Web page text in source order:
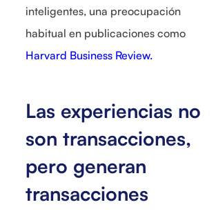
inteligentes, una preocupación
habitual en publicaciones como
Harvard Business Review.
Las experiencias no
son transacciones,
pero generan
transacciones